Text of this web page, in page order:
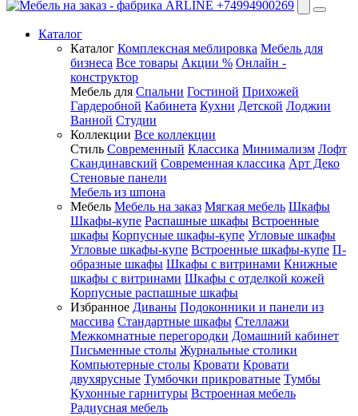
+74994900269
Каталог
Каталог Комплексная меблировка Мебель для
бизнеса Все товары Акции % Онлайн -
конструктор
Мебель для Спальни Гостиной Прихожей
Гардеробной Кабинета Кухни Детской Лоджии
Ванной Студии
Коллекции Все коллекции
Стиль Современный Классика Минимализм Лофт
Скандинавский Современная классика Арт Деко
Стеновые панели
Мебель из шпона
Мебель Мебель на заказ Мягкая мебель Шкафы
Шкафы-купе Распашные шкафы Встроенные
шкафы Корпусные шкафы-купе Угловые шкафы
Угловые шкафы-купе Встроенные шкафы-купе П-
образные шкафы Шкафы с витринами Книжные
шкафы с витринами Шкафы c отделкой кожей
Корпусные распашные шкафы
Избранное Диваны Подоконники и панели из
массива Стандартные шкафы Стеллажи
Межкомнатные перегородки Домашний кабинет
Письменные столы Журнальные столики
Компьютерные столы Кровати Кровати
двухярусные Тумбочки прикроватные Тумбы
Кухонные гарнитуры Встроенная мебель
Радиусная мебель